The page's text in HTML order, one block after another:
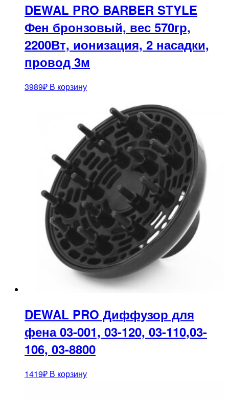
DEWAL PRO BARBER STYLE
Фен бронзовый, вес 570гр,
2200Вт, ионизация, 2 насадки,
провод 3м
3989₽ В корзину
DEWAL PRO Диффузор для
фена 03-001, 03-120, 03-110,03-
106, 03-8800
1419₽ В корзину